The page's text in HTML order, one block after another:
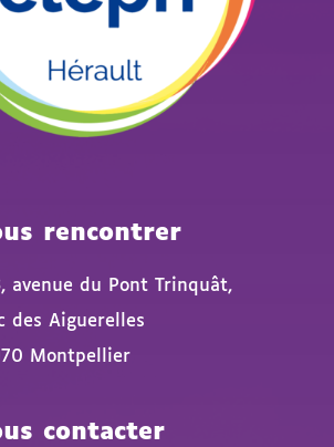
rencontrer
avenue du Pont Trinquât,
des Aiguerelles
Montpellier
contacter